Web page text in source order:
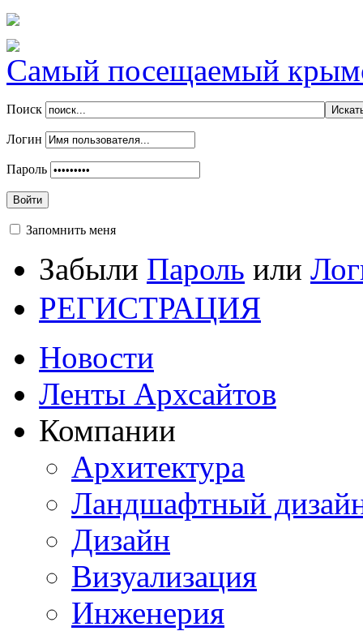
Самый посещаемый
Поиск
Логин
Пароль
Войти
Запомнить меня
Забыли Пароль или
РЕГИСТРАЦИЯ
Новости
Ленты Архсайтов
Компании
Архитектура
Ландшафтный
Дизайн
Визуализация
Инженерия